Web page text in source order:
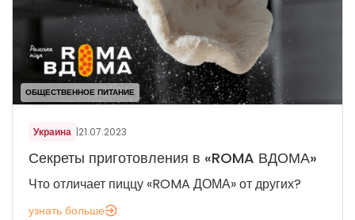
ОБЩЕСТВЕННОЕ ПИТАНИЕ
Украина |21.07.2023
Секреты приготовления в «ROMA ВДОМА»
Что отличает пиццу «ROMA ДОМА» от других?
узнать больше